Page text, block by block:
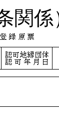
関係